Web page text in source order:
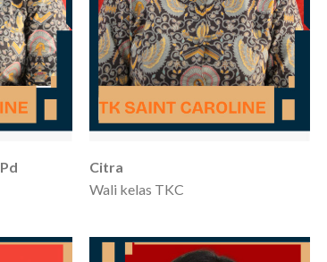
Citra
Wali kelas TKC